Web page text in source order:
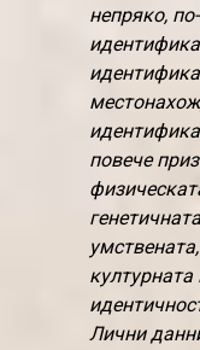
непряко,
повече
Лични